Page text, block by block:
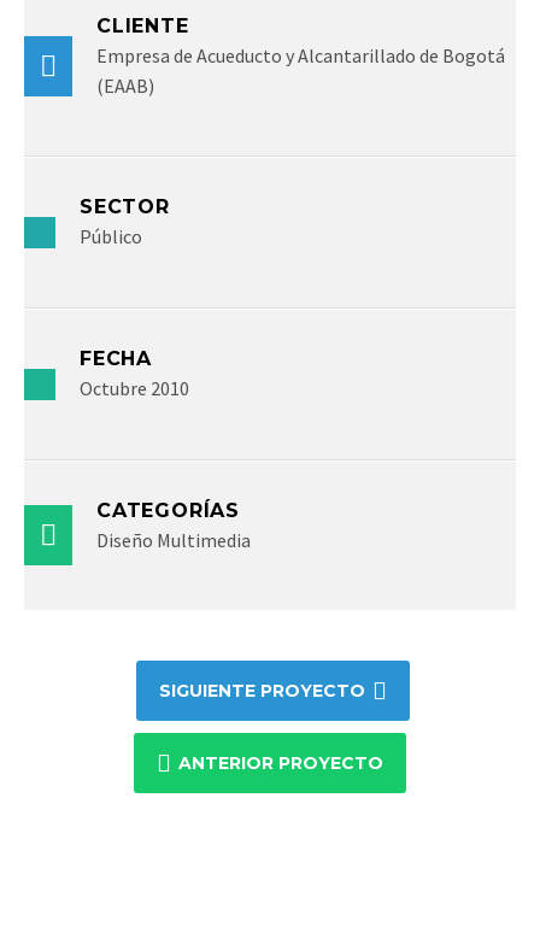
CLIENTE
Empresa de Acueducto y Alcantarillado de Bogotá
(EAAB)
SECTOR
Público
FECHA
Octubre 2010
CATEGORÍAS
Diseño Multimedia
SIGUIENTE PROYECTO
ANTERIOR PROYECTO